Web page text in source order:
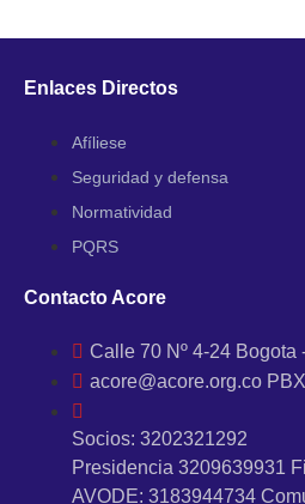
Enlaces Directos
Afíliese
Seguridad y defensa
Normatividad
PQRS
Contacto Acore
Calle 70 Nº 4-24 Bogota
acore@acore.org.co
Socios: 3202321292
Presidencia 3209639931
AVODE: 3183944734